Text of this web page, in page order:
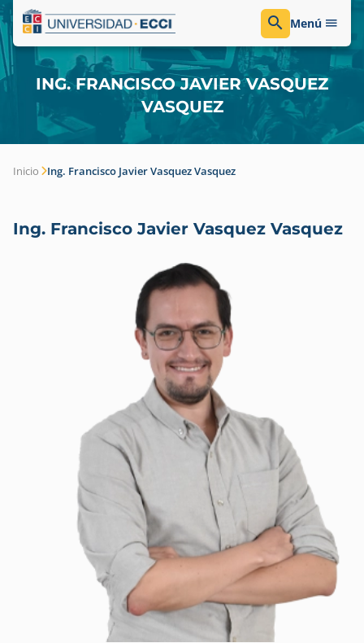
Menú
ING. FRANCISCO JAVIER VASQUEZ
VASQUEZ
Inicio Ing. Francisco Javier Vasquez Vasquez
Ing. Francisco Javier Vasquez Vasquez